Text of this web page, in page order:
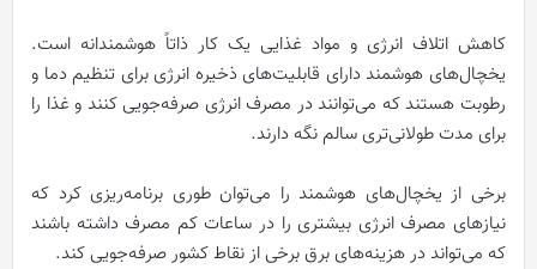
کاهش اتلاف انرژی و مواد غذایی یک کار ذاتاً هوشمندانه است.
یخچال‌های هوشمند دارای قابلیت‌های ذخیره انرژی برای تنظیم دما و
رطوبت هستند که می‌توانند در مصرف انرژی صرفه‌جویی کنند و غذا را
برای مدت طولانی‌تری سالم نگه دارند.
برخی از یخچال‌های هوشمند را می‌توان طوری برنامه‌ریزی کرد که
نیازهای مصرف انرژی بیشتری را در ساعات کم مصرف داشته باشند
که می‌تواند در هزینه‌های برق برخی از نقاط کشور صرفه‌جویی کند.